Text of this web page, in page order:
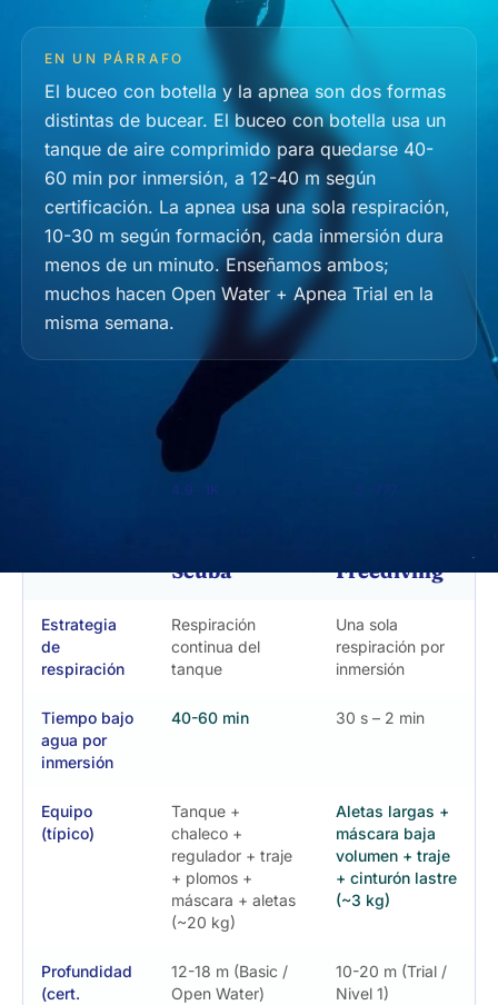
EN UN PÁRRAFO
El buceo con botella y la apnea son dos formas
distintas de bucear. El buceo con botella usa un
tanque de aire comprimido para quedarse 40-
60 min por inmersión, a 12-40 m según
certificación. La apnea usa una sola respiración,
10-30 m según formación, cada inmersión dura
menos de un minuto. Enseñamos ambos;
muchos hacen Open Water + Apnea Trial en la
misma semana.
4.9 · 1K 5 · 777
Scuba Freediving
Estrategia
de
respiración
Respiración
continua del
tanque
Una sola
respiración por
inmersión
Tiempo bajo
agua por
inmersión
40-60 min 30 s – 2 min
Equipo
(típico)
Tanque +
chaleco +
regulador + traje
+ plomos +
máscara + aletas
(~20 kg)
Aletas largas +
máscara baja
volumen + traje
+ cinturón lastre
(~3 kg)
Profundidad
(cert.
12-18 m (Basic /
Open Water)
10-20 m (Trial /
Nivel 1)